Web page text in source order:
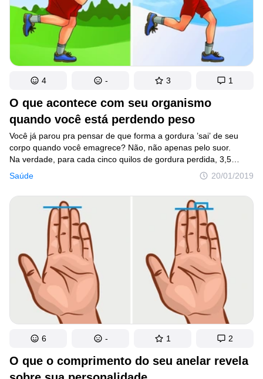
O que acontece com seu organismo
quando você está perdendo peso
Saúde 20/01/2019
Você já parou pra pensar de que forma a gordura ’sai’ de seu
corpo quando você emagrece? Não, não apenas pelo suor.
Na verdade, para cada cinco quilos de gordura perdida, 3,5
quilos são exalados de seus pulmões (ou seja, pela respiração)
e o restante se transforma (aí, sim) em suor, lágrimas, urina
e outros líquidos do corpo. Mas perder peso não significa apenas
dar adeus apenas àquelas dobrinhas extras na cintura ou nas
costas, ou à gordura da barriga, pois durante esse processo,
todo o organismo passa por diversas mudanças. E, às vezes,
podem aparecer resultados inesperados.
4 - 3 1
O que o comprimento do seu anelar revela
6 - 1 2